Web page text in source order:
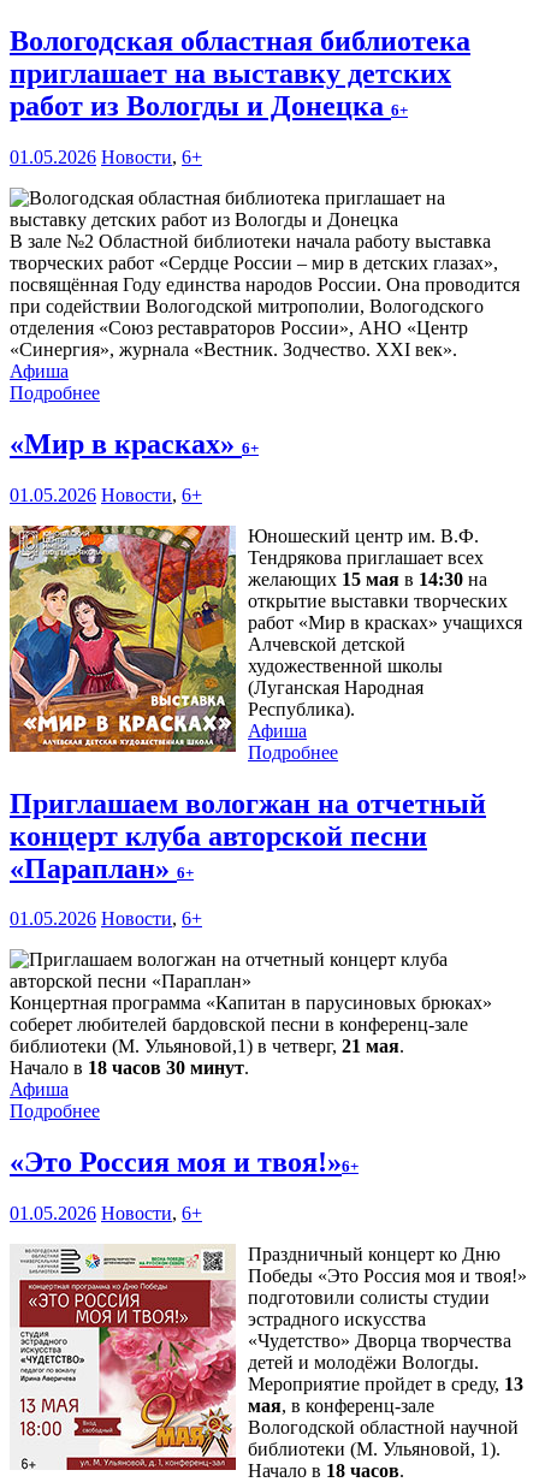
Вологодская областная библиотека
приглашает на выставку детских
работ из Вологды и Донецка 6+
01.05.2026 Новости, 6+
В зале №2 Областной библиотеки начала работу выставка
творческих работ «Сердце России – мир в детских глазах»,
посвящённая Году единства народов России. Она проводится
при содействии Вологодской митрополии, Вологодского
отделения «Союз реставраторов России», АНО «Центр
«Синергия», журнала «Вестник. Зодчество. XXI век».
Афиша
Подробнее
«Мир в красках» 6+
01.05.2026 Новости, 6+
Юношеский центр им. В.Ф.
Тендрякова приглашает всех
желающих 15 мая в 14:30 на
открытие выставки творческих
работ «Мир в красках» учащихся
Алчевской детской
художественной школы
(Луганская Народная
Республика).
Афиша
Подробнее
Приглашаем вологжан на отчетный
концерт клуба авторской песни
«Параплан» 6+
01.05.2026 Новости, 6+
Концертная программа «Капитан в парусиновых брюках»
соберет любителей бардовской песни в конференц-зале
библиотеки (М. Ульяновой,1) в четверг, 21 мая.
Начало в 18 часов 30 минут.
Афиша
Подробнее
«Это Россия моя и твоя!»6+
01.05.2026 Новости, 6+
Праздничный концерт ко Дню
Победы «Это Россия моя и твоя!»
подготовили солисты студии
эстрадного искусства
«Чудетство» Дворца творчества
детей и молодёжи Вологды.
Мероприятие пройдет в среду, 13
мая, в конференц-зале
Вологодской областной научной
библиотеки (М. Ульяновой, 1).
Начало в 18 часов.